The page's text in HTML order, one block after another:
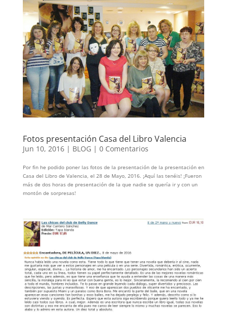
Fotos presentación Casa del Libro Valencia
Jun 10, 2016| BLOG | 0 Comentarios
Por fin he podido poner las fotos de la presentación de la presentación en
Casa del Libro de Valencia, el 28 de Mayo, 2016. ¡Aquí las tenéis! ¡Fueron
más de dos horas de presentación de la que nadie se quería ir y con un
montón de sorpresas!